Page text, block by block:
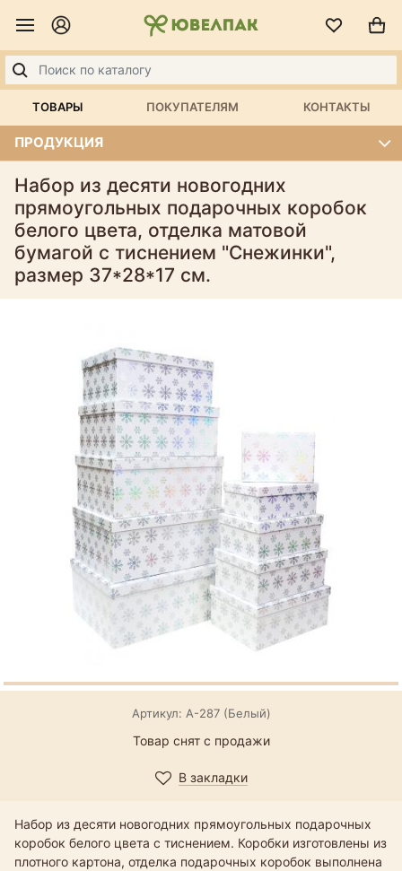
ТОВАРЫ ПОКУПАТЕЛЯМ КОНТАКТЫ
ПРОДУКЦИЯ
Набор из десяти новогодних
прямоугольных подарочных коробок
белого цвета, отделка матовой
бумагой с тиснением "Снежинки",
размер 37*28*17 см.
Артикул: А-287 (Белый)
Товар снят с продажи
В закладки
Набор из десяти новогодних прямоугольных подарочных
коробок белого цвета с тиснением. Коробки изготовлены из
плотного картона, отделка подарочных коробок выполнена